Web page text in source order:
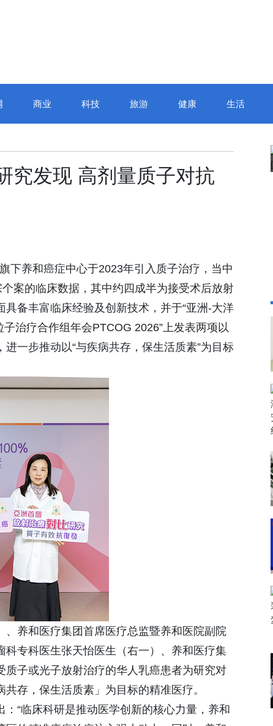
商业 科技 旅游 健康 生活
究发现 高剂量质子对抗
下养和癌症中心于2023年引入质子治疗，当中
案的临床数据，其中约四成半为接受术后放射
备丰富临床经验及创新技术，并于“亚洲-大洋
治疗合作组年会PTCOG 2026”上发表两项以
一步推动以“与疾病共存，保生活质素”为目标
养和医疗集团首席医疗总监暨养和医院副院
专科医生张天怡医生（右一）、养和医疗集
子或光子放射治疗的华人乳癌患者为研究对
存，保生活质素」为目标的精准医疗。
“临床科研是推动医学创新的核心力量，养和
江城巅峰对决，“正保会计网
校杯”十四届全国校园财会大